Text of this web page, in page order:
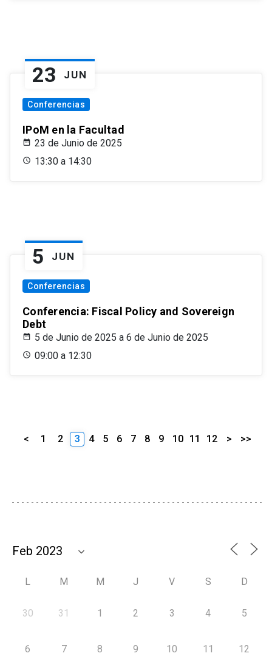
23 JUN
Conferencias
IPoM en la Facultad
23 de Junio de 2025
13:30 a 14:30
5 JUN
Conferencias
Conferencia: Fiscal Policy and Sovereign
Debt
5 de Junio de 2025 a 6 de Junio de 2025
09:00 a 12:30
< 1 2 3 4 5 6 7 8 9 10 11 12 > >>
L M M J V S D
30 31 1 2 3 4 5
6 7 8 9 10 11 12